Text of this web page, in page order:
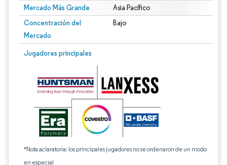
Mercado Más Grande Asia Pacífico
Concentración del
Mercado
Bajo
Jugadores principales
*Nota aclaratoria: los principales jugadores no se ordenaron de un modo
en especial